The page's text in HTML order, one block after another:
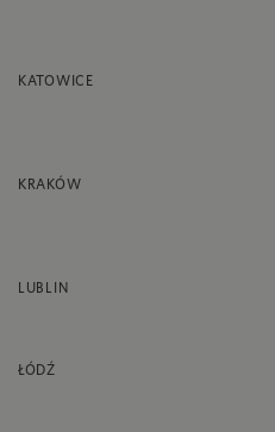
KATOWICE
KRAKÓW
LUBLIN
ŁÓDŹ